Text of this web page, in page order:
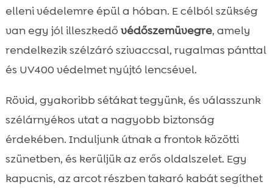
elleni védelemre épül a hóban. E célból szükség
van egy jól illeszkedő védőszemüvegre, amely
rendelkezik szélzáró szivaccsal, rugalmas pánttal
és UV400 védelmet nyújtó lencsével.
Rövid, gyakoribb sétákat tegyünk, és válasszunk
szélárnyékos utat a nagyobb biztonság
érdekében. Induljunk útnak a frontok közötti
szünetben, és kerüljük az erős oldalszelet. Egy
kapucnis, az arcot részben takaró kabát segíthet